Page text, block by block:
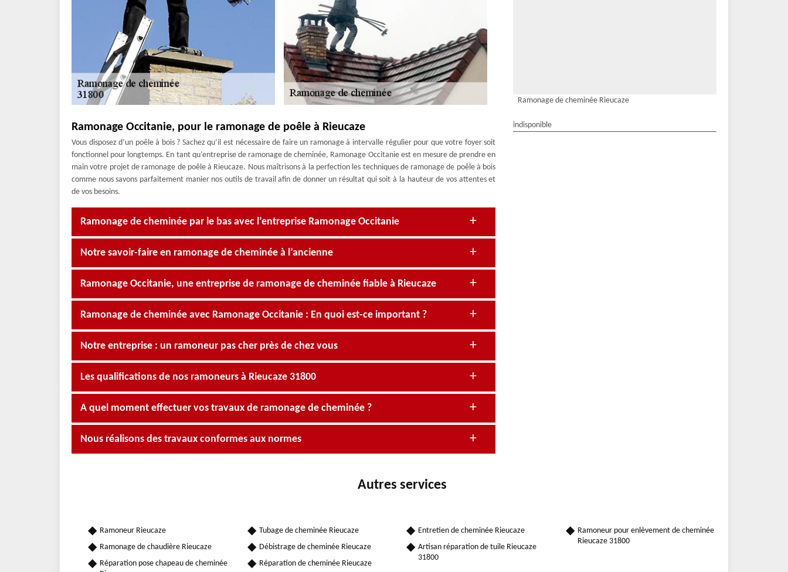
Ramonage Occitanie, pour le ramonage de poêle à Rieucaze
Vous disposez d’un poêle à bois ? Sachez qu’il est nécessaire de faire un ramonage à intervalle régulier pour que votre foyer soit
fonctionnel pour longtemps. En tant qu’entreprise de ramonage de cheminée, Ramonage Occitanie est en mesure de prendre en
main votre projet de ramonage de poêle à Rieucaze. Nous maîtrisons à la perfection les techniques de ramonage de poêle à bois
comme nous savons parfaitement manier nos outils de travail afin de donner un résultat qui soit à la hauteur de vos attentes et
de vos besoins.
Ramonage de cheminée par le bas avec l’entreprise Ramonage Occitanie
Notre savoir-faire en ramonage de cheminée à l’ancienne
Ramonage Occitanie, une entreprise de ramonage de cheminée fiable à Rieucaze
Ramonage de cheminée avec Ramonage Occitanie : En quoi est-ce important ?
Notre entreprise : un ramoneur pas cher près de chez vous
Les qualifications de nos ramoneurs à Rieucaze 31800
A quel moment effectuer vos travaux de ramonage de cheminée ?
Nous réalisons des travaux conformes aux normes
Ramonage de cheminée Rieucaze
indisponible
Autres services
Ramoneur Rieucaze
Ramonage de chaudière Rieucaze
Réparation pose chapeau de cheminée
Tubage de cheminée Rieucaze
Débistrage de cheminée Rieucaze
Réparation de cheminée Rieucaze
Entretien de cheminée Rieucaze
Artisan réparation de tuile Rieucaze
31800
Ramoneur pour enlèvement de cheminée
Rieucaze 31800